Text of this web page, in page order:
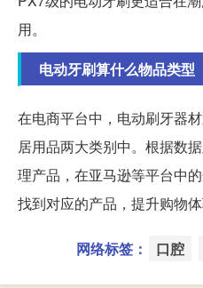
用。
电动牙刷算什么物品类型
在电商平台中，电动刷牙器
居用品两大类别中。根据数
理产品，在亚马逊等平台中
找到对应的产品，提升购物体
网络标签： 口腔